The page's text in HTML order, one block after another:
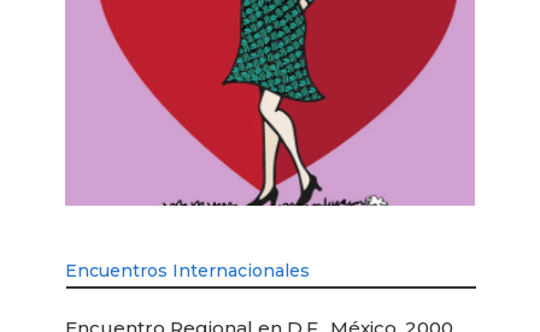
Encuentros Internacionales